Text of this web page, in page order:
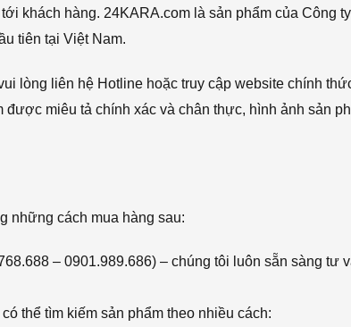
khách hàng. 24KARA.com là sản phẩm của Công
tiên tại Việt Nam.
lòng liên hệ Hotline hoặc truy cập website chính
được miêu tả chính xác và chân thực, hình ảnh sản
những cách mua hàng sau:
– 0901.989.686) – chúng tôi luôn sẵn sàng tư
thể tìm kiếm sản phẩm theo nhiều cách: